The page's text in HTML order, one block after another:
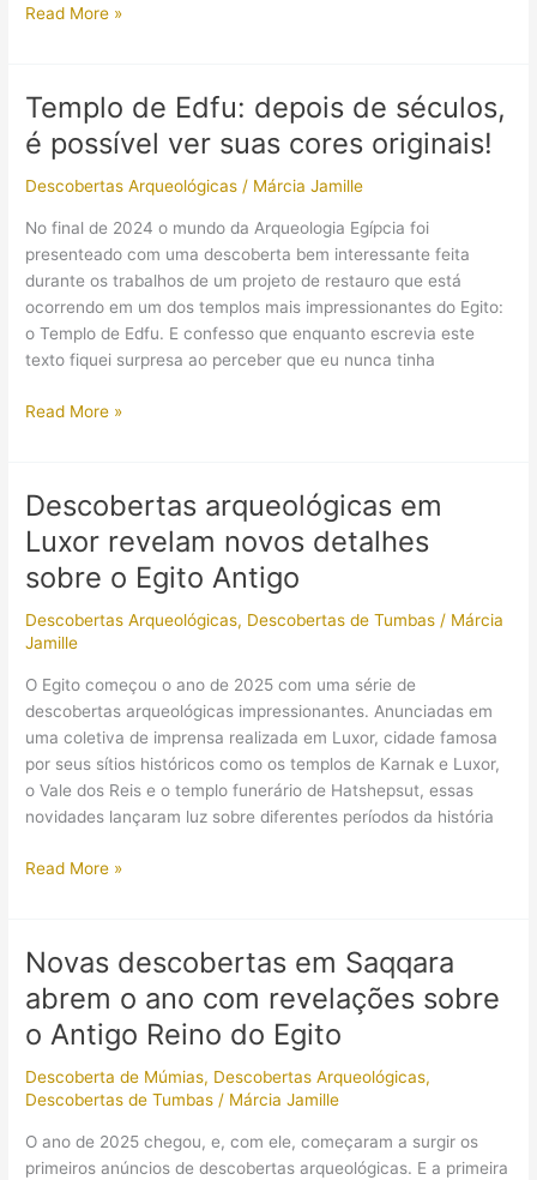
Templo
II
(Ramsés:
Grande)
está
sendo
restaurado
Read More »
Templo de Edfu: depois de séculos,
é possível ver suas cores originais!
Descobertas Arqueológicas / Márcia Jamille
No final de 2024 o mundo da Arqueologia Egípcia foi
presenteado com uma descoberta bem interessante feita
durante os trabalhos de um projeto de restauro que está
ocorrendo em um dos templos mais impressionantes do Egito:
o Templo de Edfu. E confesso que enquanto escrevia este
texto fiquei surpresa ao perceber que eu nunca tinha
Templo
de
séculos,
é
possível
ver
suas
originais!
Read More »
Descobertas arqueológicas em
Luxor revelam novos detalhes
sobre o Egito Antigo
Descobertas Arqueológicas, Descobertas de Tumbas / Márcia
Jamille
O Egito começou o ano de 2025 com uma série de
descobertas arqueológicas impressionantes. Anunciadas em
uma coletiva de imprensa realizada em Luxor, cidade famosa
por seus sítios históricos como os templos de Karnak e Luxor,
o Vale dos Reis e o templo funerário de Hatshepsut, essas
novidades lançaram luz sobre diferentes períodos da história
Descobertas
revelam
novos
detalhes
sobre
o
Egito
Read More »
Novas descobertas em Saqqara
abrem o ano com revelações sobre
o Antigo Reino do Egito
Descoberta de Múmias, Descobertas Arqueológicas,
Descobertas de Tumbas / Márcia Jamille
O ano de 2025 chegou, e, com ele, começaram a surgir os
primeiros anúncios de descobertas arqueológicas. E a primeira